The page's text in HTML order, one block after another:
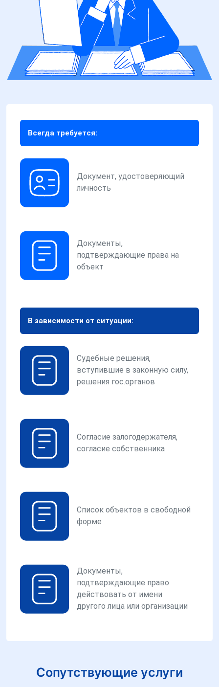
Всегда требуется:
Документ, удостоверяющий
личность
Документы,
подтверждающие права на
объект
В зависимости от ситуации:
Судебные решения,
вступившие в законную силу,
решения гос.органов
Согласие залогодержателя,
согласие собственника
Список объектов в свободной
форме
Документы,
подтверждающие право
действовать от имени
другого лица или организации
Сопутствующие услуги